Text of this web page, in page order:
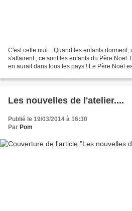
C'est cette nuit... Quand les enfants
s'affairent , ce sont les enfants du Père Noël.
en aurait dans tous les pays ! Le Père Noël
Les nouvelles de l'atelier....
Publié le 19/03/2014 à 16:30
Par Pom